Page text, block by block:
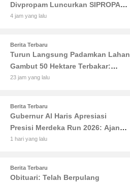
Divpropam Luncurkan SIPROPAM
Terpadu Berbasis AI untuk
4 jam yang lalu
Berita Terbaru
Turun Langsung Padamkan Lahan
Gambut 50 Hektare Terbakar:
Gubernur Al Haris Minta Desa di
23 jam yang lalu
Berita Terbaru
Gubernur Al Haris Apresiasi
Presisi Merdeka Run 2026: Ajang
Olahraga yang Gerakkan UMKM
1 hari yang lalu
Berita Terbaru
Obituari: Telah Berpulang